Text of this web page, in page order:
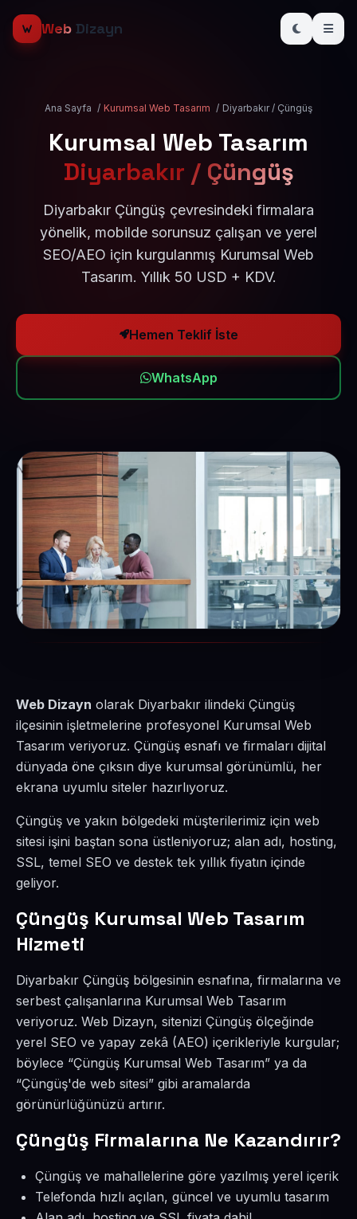
Web Dizayn
Ana Sayfa / Kurumsal Web Tasarım / Diyarbakır / Çüngüş
Kurumsal Web Tasarım
Diyarbakır / Çüngüş
Diyarbakır Çüngüş çevresindeki firmalara
yönelik, mobilde sorunsuz çalışan ve yerel
SEO/AEO için kurgulanmış Kurumsal Web
Tasarım. Yıllık 50 USD + KDV.
Hemen Teklif İste
WhatsApp
Web Dizayn olarak Diyarbakır ilindeki Çüngüş
ilçesinin işletmelerine profesyonel Kurumsal Web
Tasarım veriyoruz. Çüngüş esnafı ve firmaları dijital
dünyada öne çıksın diye kurumsal görünümlü, her
ekrana uyumlu siteler hazırlıyoruz.
Çüngüş ve yakın bölgedeki müşterilerimiz için web
sitesi işini baştan sona üstleniyoruz; alan adı, hosting,
SSL, temel SEO ve destek tek yıllık fiyatın içinde
geliyor.
Çüngüş Kurumsal Web Tasarım
Hizmeti
Diyarbakır Çüngüş bölgesinin esnafına, firmalarına ve
serbest çalışanlarına Kurumsal Web Tasarım
veriyoruz. Web Dizayn, sitenizi Çüngüş ölçeğinde
yerel SEO ve yapay zekâ (AEO) içerikleriyle kurgular;
böylece “Çüngüş Kurumsal Web Tasarım” ya da
“Çüngüş'de web sitesi” gibi aramalarda
görünürlüğünüzü artırır.
Çüngüş Firmalarına Ne Kazandırır?
Çüngüş ve mahallelerine göre yazılmış yerel içerik
Telefonda hızlı açılan, güncel ve uyumlu tasarım